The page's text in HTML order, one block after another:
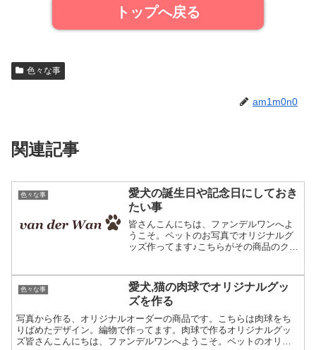
トップへ戻る
色々な事
am1m0n0
関連記事
色々な事
愛犬の誕生日や記念日にしておき
たい事
皆さんこんにちは、ファンデルワンへよ
うこそ。ペットのお写真でオリジナルグ
ッズ作ってます♪こちらがその商品のクッ
ワンの三浅です。当店にも以前看板犬と
なる大きな犬が住んで...
色々な事
愛犬,猫の肉球でオリジナルグッ
ズを作る
写真から作る、オリジナルオーダーの商品です。こちらは肉球をち
りばめたデザイン。編物で作ってます。肉球で作るオリジナルグッ
ズ皆さんこんにちは、ファンデルワンへようこそ。ペットのオリジ